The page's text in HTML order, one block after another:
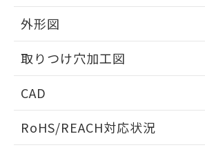
外形図
取りつけ穴加工図
CAD
ドすることができます。
RoHS/REACH対応状況
欄に対応日を記載しておりまし
既に当社にて対応品への在庫切
り、2022年1月12日より割愛して
す。